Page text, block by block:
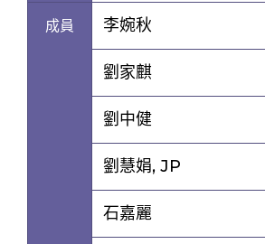
成員 李婉秋
劉家麒
劉中健
劉慧娟, JP
石嘉麗